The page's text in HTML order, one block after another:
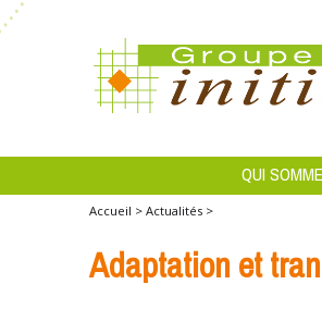
QUI
Accueil > Actualités >
Adaptation et